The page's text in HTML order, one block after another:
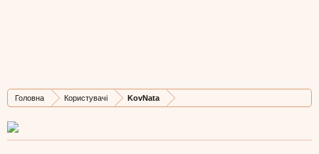
Головна Користувачі KovNata
Дописів
6
Карма
1
Бали
3